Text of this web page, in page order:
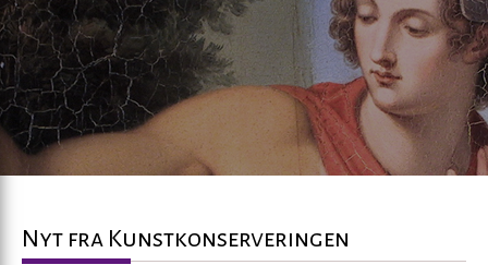
Nyt fra Kunstkonserveringen